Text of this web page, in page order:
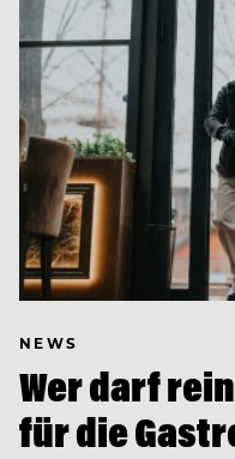
NEWS
Wer darf
für die